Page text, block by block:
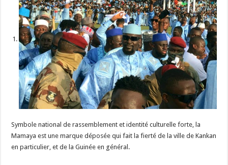
Symbole national de rassemblement et identité culturelle forte, la
Mamaya est une marque déposée qui fait la fierté de la ville de Kankan
en particulier, et de la Guinée en général.